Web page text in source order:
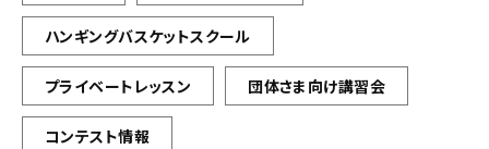
ハンギングバスケットスクール
プライベートレッスン 団体さま向け講習会
コンテスト情報